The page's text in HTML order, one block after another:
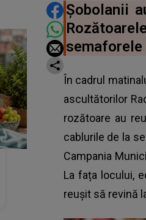
DISTRIBUIE
Șobolanii
În cadrul
ascultătorilor
rozătoare au
cablurile de la
Campania
La fața locului,
reușit să revină